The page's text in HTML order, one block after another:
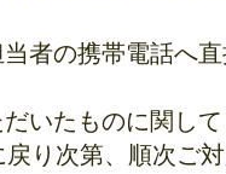
者の携帯電話へ
いたものに関し
り次第、順次ご